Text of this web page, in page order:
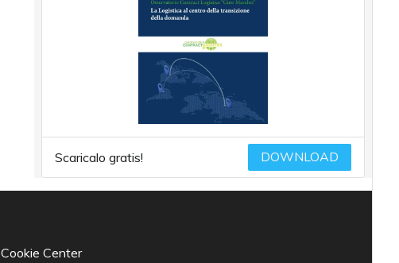
Scaricalo gratis! DOWNLOAD
Cookie Center